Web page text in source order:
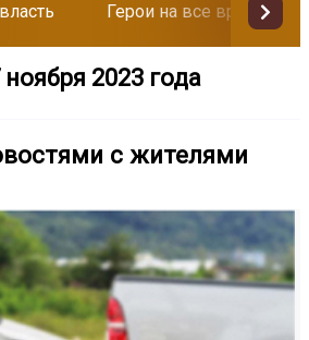
Герои на все времена
2023 года
с жителями